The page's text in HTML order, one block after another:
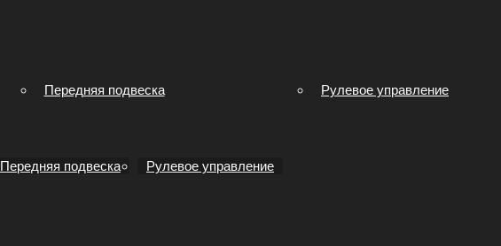
Передняя подвеска Рулевое управление
Передняя подвеска Рулевое управление